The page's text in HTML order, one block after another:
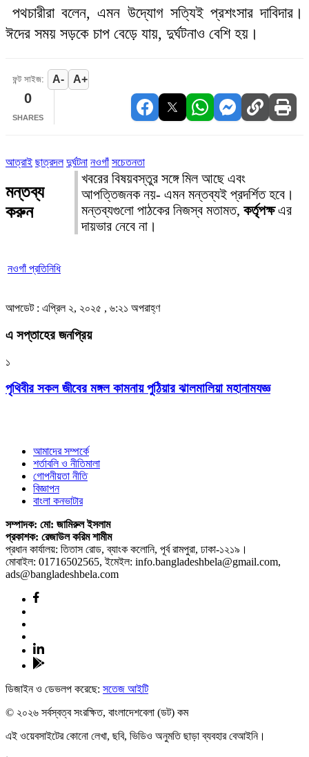
পথচারীরা বলেন, এমন উদ্যোগ সত্যিই প্রশংসার দাবিদার।
ঈদের সময় সড়কে চাপ বেড়ে যায়, দুর্ঘটনাও বেশি হয়।
ফন্ট সাইজ: A- A+
0
SHARES
আত্রাই ছাত্রদল দুর্ঘটনা নওগাঁ সচেতনতা
মন্তব্য
করুন
খবরের বিষয়বস্তুর সঙ্গে মিল আছে এবং
আপত্তিজনক নয়- এমন মন্তব্যই প্রদর্শিত হবে।
মন্তব্যগুলো পাঠকের নিজস্ব মতামত, কর্তৃপক্ষএর
দায়ভার নেবে না।
নওগাঁ প্রতিনিধি
আপডেট : এপ্রিল ২, ২০২৫ , ৬:২১ অপরাহ্ণ
এ সপ্তাহের জনপ্রিয়
১
পৃথিবীর সকল জীবের মঙ্গল কামনায় পুঠিয়ার ঝালমালিয়া মহানামযজ্ঞ
আমাদের সম্পর্কে
শর্তাবলি ও নীতিমালা
গোপনীয়তা নীতি
বিজ্ঞাপন
বাংলা কনভাটার
সম্পাদক: মো: জামিরুল ইসলাম
প্রকাশক: রেজাউল করিম শামীম
প্রধান কার্যালয়: তিতাস রোড, ব্যাংক কলোনি, পূর্ব রামপুরা, ঢাকা-১২১৯।
মোবাইল: 01716502565, ইমেইল: info.bangladeshbela@gmail.com,
ads@bangladeshbela.com
ডিজাইন ও ডেভলপ করেছে: সতেজ আইটি
© ২০২৬ সর্বস্বত্ব সংরক্ষিত, বাংলাদেশবেলা (ডট) কম
এই ওয়েবসাইটের কোনো লেখা, ছবি, ভিডিও অনুমতি ছাড়া ব্যবহার বেআইনি।